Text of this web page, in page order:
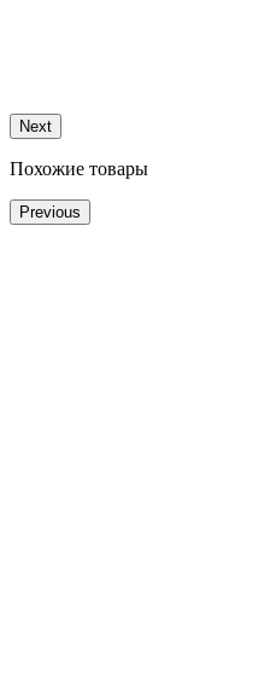
Next
Похожие товары
Previous